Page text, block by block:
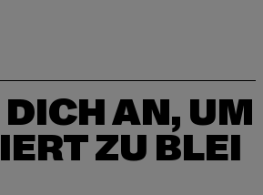
AN, UM
ZU BLEI